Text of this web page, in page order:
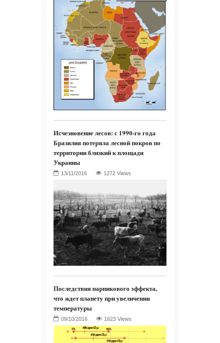
Исчезновение лесов: с 1990-го года
Бразилия потеряла лесной покров по
территории близкий к площади
Украины
1272 Views
Последствия парникового эффекта,
что ждет планету при увеличении
температуры
1623 Views